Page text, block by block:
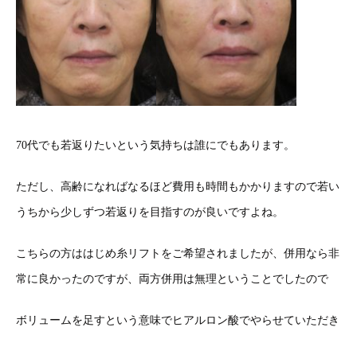
70代でも若返りたいという気持ちは誰にでもあります。
ただし、高齢になればなるほど費用も時間もかかりますので若い
うちから少しずつ若返りを目指すのが良いですよね。
こちらの方ははじめ糸リフトをご希望されましたが、併用なら非
常に良かったのですが、両方併用は無理ということでしたので
ボリュームを足すという意味でヒアルロン酸でやらせていただき